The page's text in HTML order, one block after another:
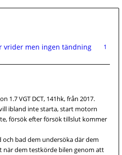
vrider men ingen tändning
1
1.7 VGT DCT, 141hk, från 2017.
ibland inte starta, start motorn
försök efter försök tillslut kommer
bad dem undersöka där dem
när dem testkörde bilen genom att